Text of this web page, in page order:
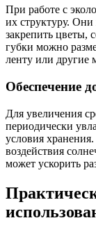
При работе с
их структуру.
закрепить цветы,
губки можно
ленту или другие
Обеспечение
Для увеличения
периодически
условия
воздействия
может ускорить